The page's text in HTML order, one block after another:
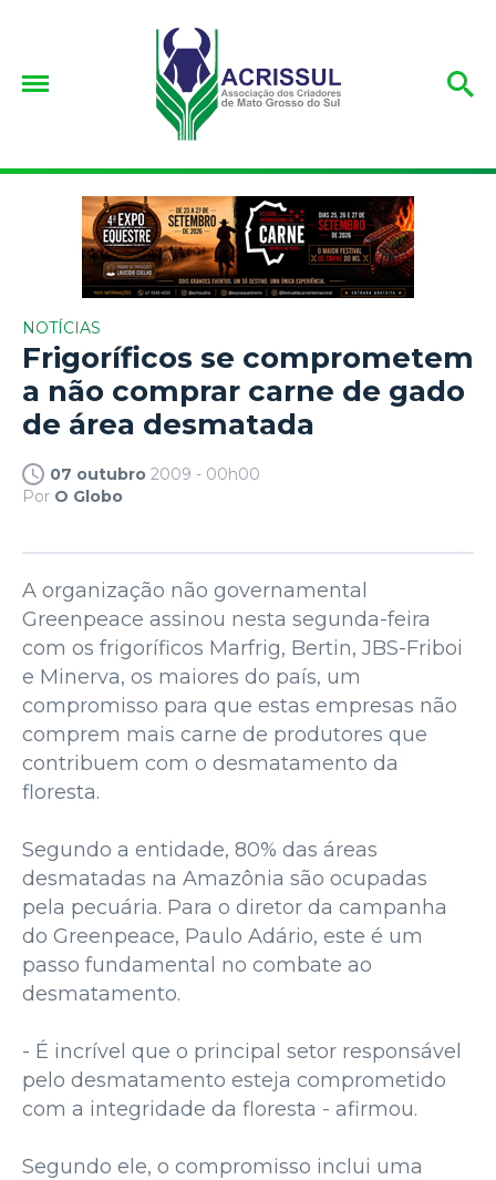
NOTÍCIAS
Frigoríficos se comprometem
a não comprar carne de gado
de área desmatada
07 outubro 2009 - 00h00
Por O Globo
A organização não governamental
Greenpeace assinou nesta segunda-feira
com os frigoríficos Marfrig, Bertin, JBS-Friboi
e Minerva, os maiores do país, um
compromisso para que estas empresas não
comprem mais carne de produtores que
contribuem com o desmatamento da
floresta.
Segundo a entidade, 80% das áreas
desmatadas na Amazônia são ocupadas
pela pecuária. Para o diretor da campanha
do Greenpeace, Paulo Adário, este é um
passo fundamental no combate ao
desmatamento.
- É incrível que o principal setor responsável
pelo desmatamento esteja comprometido
com a integridade da floresta - afirmou.
Segundo ele, o compromisso inclui uma